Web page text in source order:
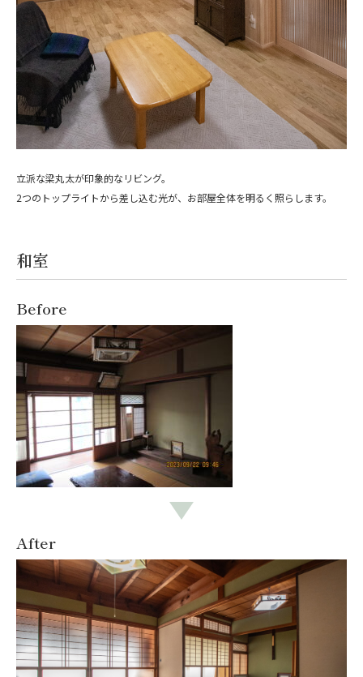
立派な梁丸太が印象的なリビング。
2つのトップライトから差し込む光が、お部屋全体を明るく照らします。
和室
Before
After